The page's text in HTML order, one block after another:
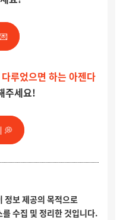
루었으면 하는 아젠다
주세요!
💭
보 제공의 목적으로
수집 및 정리한 것입니다.